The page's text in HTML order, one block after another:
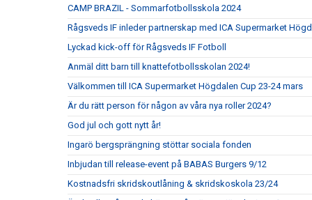
CAMP BRAZIL - Sommarfotbollsskola 2024
Rågsveds IF inleder partnerskap med ICA Supermarket
Lyckad kick-off för Rågsveds IF Fotboll
Anmäl ditt barn till knattefotbollsskolan 2024!
Välkommen till ICA Supermarket Högdalen Cup 23-24 mars
Är du rätt person för någon av våra nya roller 2024?
God jul och gott nytt år!
Ingarö bergsprängning stöttar sociala fonden
Inbjudan till release-event på BABAS Burgers 9/12
Kostnadsfri skridskoutlåning & skridskoskola 23/24